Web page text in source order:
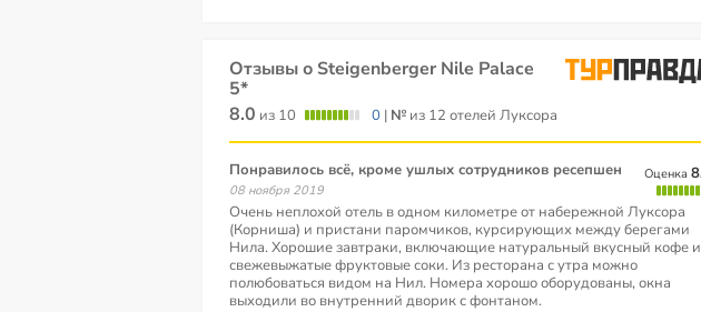
Отзывы о Steigenberger Nile Palace
5*
8.0 из 10 0 | № из 12 отелей Луксора
Понравилось всё, кроме ушлых сотрудников ресепшен
08 ноября 2019
Оценка
Очень неплохой отель в одном километре от набережной Луксора
(Корниша) и пристани паромчиков, курсирующих между берегами
Нила. Хорошие завтраки, включающие натуральный вкусный кофе и
свежевыжатые фруктовые соки. Из ресторана с утра можно
полюбоваться видом на Нил. Номера хорошо оборудованы, окна
выходили во внутренний дворик с фонтаном.